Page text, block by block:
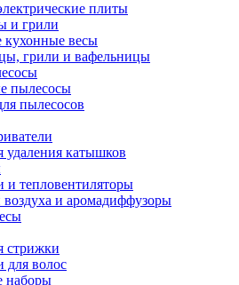
плиты
и грили
кухонные весы
грили и вафельницы
пылесосы
пылесосов
катышков
и тепловентиляторы
и аромадиффузоры
стрижки
для волос
наборы